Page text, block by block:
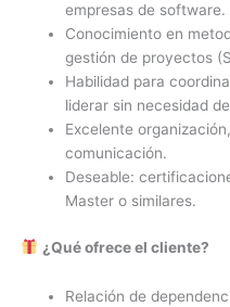
empresas de software.
Conocimiento en
gestión de proyectos
Habilidad para
liderar sin necesidad
Excelente
comunicación.
Deseable:
Master o similares.
¿Qué ofrece el cliente?
Relación de